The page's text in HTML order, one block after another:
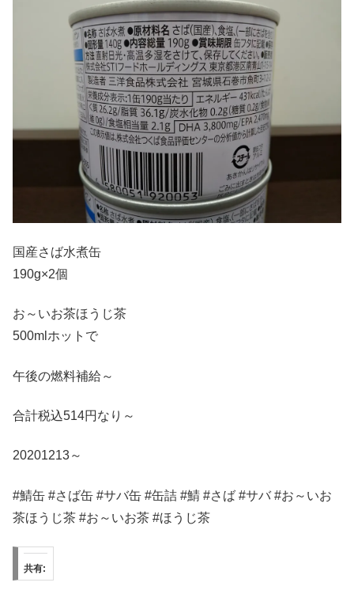
国産さば水煮缶
190g×2個
お～いお茶ほうじ茶
500mlホットで
午後の燃料補給～
合計税込514円なり～
20201213～
#鯖缶 #さば缶 #サバ缶 #缶詰 #鯖 #さば #サバ #お～いお
茶ほうじ茶 #お～いお茶 #ほうじ茶
共有: